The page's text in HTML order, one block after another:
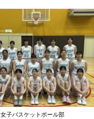
女子バスケットボール部